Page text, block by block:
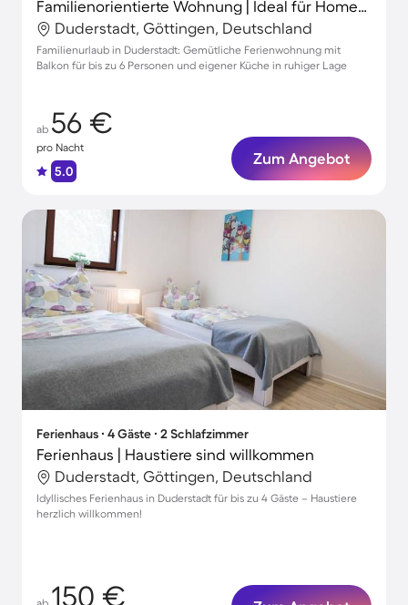
Familienorientierte Wohnung | Ideal für Homeoffice
Duderstadt, Göttingen, Deutschland
Familienurlaub in Duderstadt: Gemütliche Ferienwohnung mit
Balkon für bis zu 6 Personen und eigener Küche in ruhiger Lage
ab 56 €
pro Nacht
5.0
Zum Angebot
Ferienhaus ∙ 4 Gäste ∙ 2 Schlafzimmer
Ferienhaus | Haustiere sind willkommen
Duderstadt, Göttingen, Deutschland
Idyllisches Ferienhaus in Duderstadt für bis zu 4 Gäste – Haustiere
herzlich willkommen!
150 €